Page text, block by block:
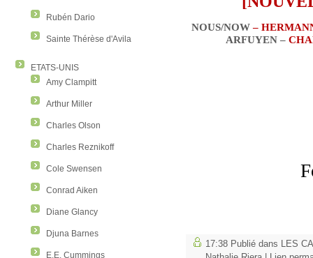
Rubén Dario
Sainte Thérèse d'Avila
ETATS-UNIS
Amy Clampitt
Arthur Miller
Charles Olson
Charles Reznikoff
Cole Swensen
Conrad Aiken
Diane Glancy
Djuna Barnes
E.E. Cummings
NOUS/NOW–
ARFUYEN –
17:38 Publié dans LES